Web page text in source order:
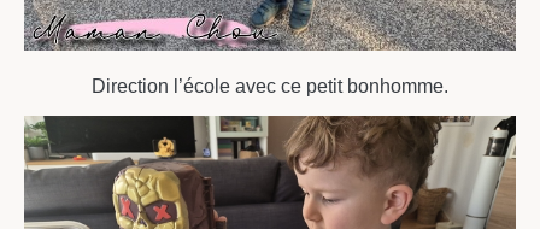
Direction l’école avec ce petit bonhomme.